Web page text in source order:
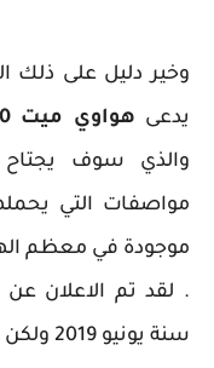
وخير دليل على ذلك
يدعى هواوي ميت 20 x
والذي سوف يجتاح
مواصفات التي
موجودة في معظم
. لقد تم الاعلان عن
سنة